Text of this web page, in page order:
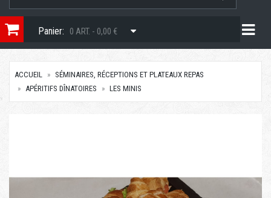
Panier: 0 ART. - 0,00 €
ACCUEIL
SÉMINAIRES, RÉCEPTIONS ET PLATEAUX REPAS
APÉRITIFS DÎNATOIRES
LES MINIS